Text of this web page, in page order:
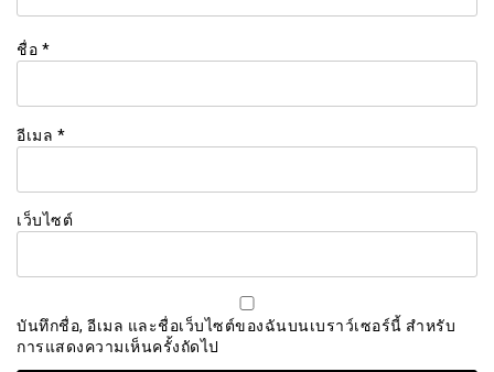
ชื่อ *
อีเมล *
เว็บไซต์
บันทึกชื่อ, อีเมล และชื่อเว็บไซต์ของฉันบนเบราว์เซอร์นี้ สำหรับ
การแสดงความเห็นครั้งถัดไป